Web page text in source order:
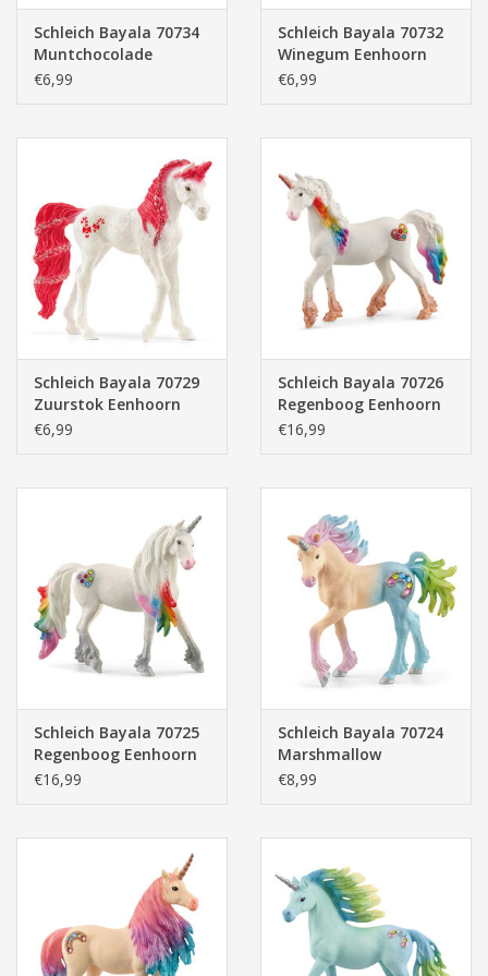
Schleich Bayala 70734
Muntchocolade
Eenhoorn
€6,99
Schleich Bayala 70732
Winegum Eenhoorn
€6,99
Schleich Bayala 70729
Zuurstok Eenhoorn
€6,99
Schleich Bayala 70726
Regenboog Eenhoorn
Merrie
€16,99
Schleich Bayala 70725
Regenboog Eenhoorn
Hengst
€16,99
Schleich Bayala 70724
Marshmallow
Eenhoorn Veulen
€8,99